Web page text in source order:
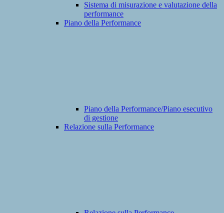
Sistema di misurazione e valutazione della
performance
Piano della Performance
Piano della Performance/Piano esecutivo
di gestione
Relazione sulla Performance